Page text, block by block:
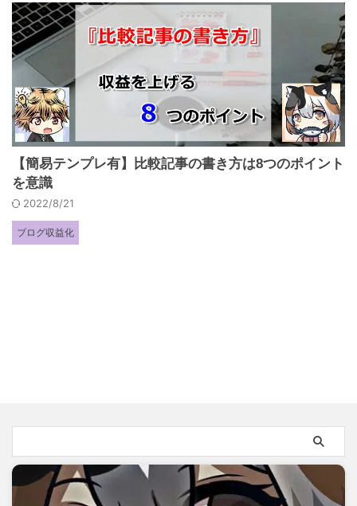
【簡易テンプレ有】比較記事の書き方は8つのポイント
を意識
2022/8/21
ブログ収益化